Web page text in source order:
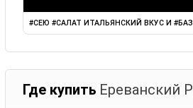
#СЕЮ #САЛАТ ИТАЛЬЯНСКИЙ ВКУС И
Где купить Ереванский